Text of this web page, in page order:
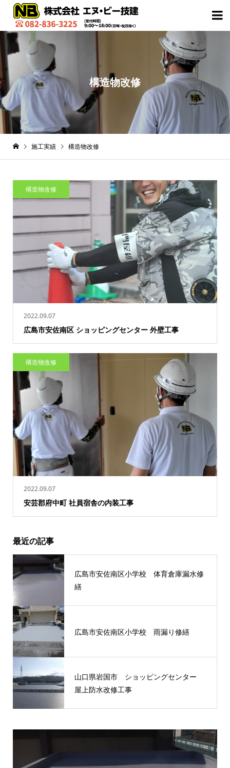

構造物改修
施工実績 構造物改修
2022.09.07
広島市安佐南区 ショッピングセンター 外壁工事
構造物改修
2022.09.07
安芸郡府中町 社員宿舎の内装工事
構造物改修
最近の記事
広島市安佐南区小学校 体育倉庫漏水修
繕
広島市安佐南区小学校 雨漏り修繕
山口県岩国市 ショッピングセンター
屋上防水改修工事